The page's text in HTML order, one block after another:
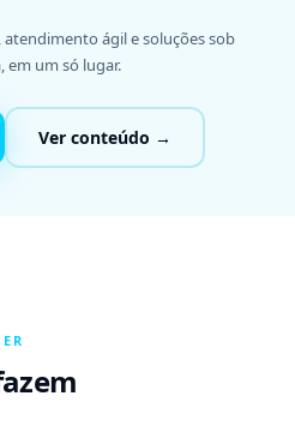
ágil e soluções sob
em um só lugar.
Ver conteúdo →